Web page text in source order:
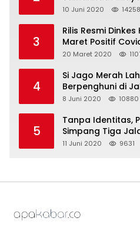
10 Juni 2020 14258
3
Rilis Resmi
Maret Positif
20 Maret 2020
4
Si Jago Merah
Berpenghuni di
8 Juni 2020 10880
5
Tanpa Identitas,
Simpang Tiga
11 Juni 2020 9631